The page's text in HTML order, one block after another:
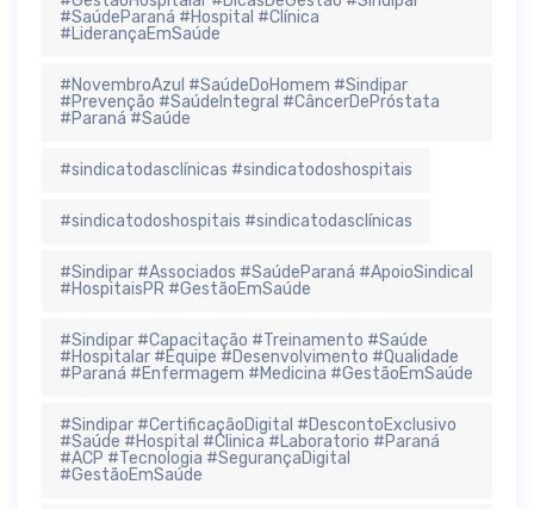
#SaúdeParaná #Hospital #Clínica
#LiderançaEmSaúde
#NovembroAzul #SaúdeDoHomem #Sindipar
#Prevenção #SaúdeIntegral #CâncerDePróstata
#Paraná #Saúde
#sindicatodasclínicas #sindicatodoshospitais
#sindicatodoshospitais #sindicatodasclínicas
#Sindipar #Associados #SaúdeParaná #ApoioSindical
#HospitaisPR #GestãoEmSaúde
#Sindipar #Capacitação #Treinamento #Saúde
#Hospitalar #Equipe #Desenvolvimento #Qualidade
#Paraná #Enfermagem #Medicina #GestãoEmSaúde
#Sindipar #CertificaçãoDigital #DescontoExclusivo
#Saúde #Hospital #Clinica #Laboratorio #Paraná
#ACP #Tecnologia #SegurançaDigital
#GestãoEmSaúde